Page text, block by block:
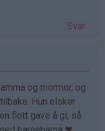
Svar
og mormor, og
Hun elsker
flott gave å gi, så